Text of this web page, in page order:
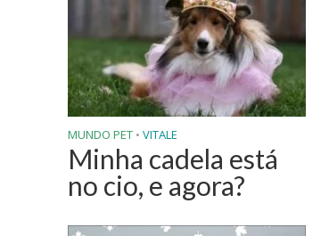
MUNDO PET • VITALE
Minha cadela está
no cio, e agora?